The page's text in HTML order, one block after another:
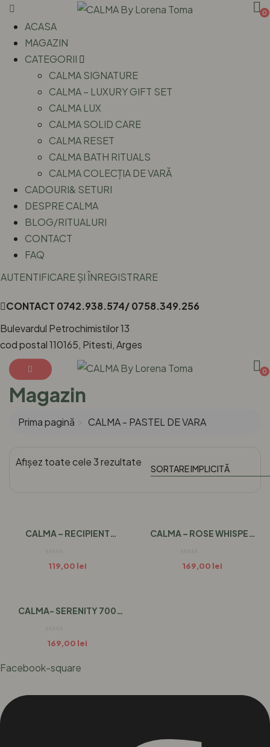
0
ACASA
MAGAZIN
CATEGORII
CALMA SIGNATURE
CALMA – LUXURY GIFT SET
CALMA LUX
CALMA SOLID CARE
CALMA RESET
CALMA BATH RITUALS
CALMA COLECȚIA DE VARĂ
CADOURI& SETURI
DESPRE CALMA
BLOG/RITUALURI
CONTACT
FAQ
AUTENTIFICARE ȘI ÎNREGISTRARE
CONTACT 0742.938.574/ 0758.349.256
Bulevardul Petrochimistilor 13
cod postal 110165, Pitesti, Arges
0
Magazin
Prima pagină CALMA - PASTEL DE VARA
Afișez toate cele 3 rezultate
CALMA – RECIPIENT
119,00 lei
CALMA – ROSE WHISPER
169,00 lei
CALMA- SERENITY 700
169,00 lei
Facebook-square